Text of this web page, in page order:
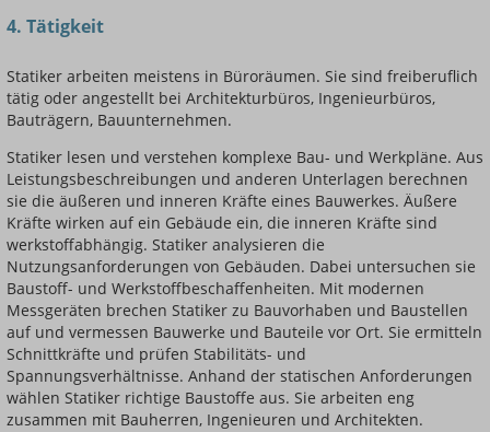
4. Tätigkeit
Statiker arbeiten meistens in Büroräumen. Sie sind freiberuflich
tätig oder angestellt bei Architekturbüros, Ingenieurbüros,
Bauträgern, Bauunternehmen.
Statiker lesen und verstehen komplexe Bau- und Werkpläne. Aus
Leistungsbeschreibungen und anderen Unterlagen berechnen
sie die äußeren und inneren Kräfte eines Bauwerkes. Äußere
Kräfte wirken auf ein Gebäude ein, die inneren Kräfte sind
werkstoffabhängig. Statiker analysieren die
Nutzungsanforderungen von Gebäuden. Dabei untersuchen sie
Baustoff- und Werkstoffbeschaffenheiten. Mit modernen
Messgeräten brechen Statiker zu Bauvorhaben und Baustellen
auf und vermessen Bauwerke und Bauteile vor Ort. Sie ermitteln
Schnittkräfte und prüfen Stabilitäts- und
Spannungsverhältnisse. Anhand der statischen Anforderungen
wählen Statiker richtige Baustoffe aus. Sie arbeiten eng
zusammen mit Bauherren, Ingenieuren und Architekten.